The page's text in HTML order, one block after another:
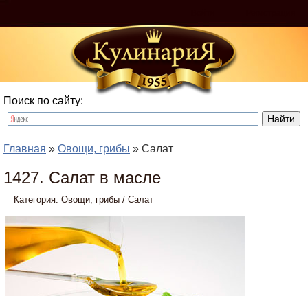
Поиск по сайту:
Главная » Овощи, грибы » Салат
1427. Салат в масле
Категория: Овощи, грибы / Салат